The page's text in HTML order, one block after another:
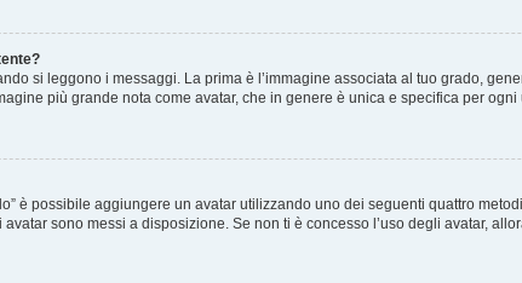
si leggono i messaggi. La prima è l’immagine associata al tuo grado,
più grande nota come avatar, che in genere è unica e specifica per ogni
è possibile aggiungere un avatar utilizzando uno dei seguenti quattro
sono messi a disposizione. Se non ti è concesso l’uso degli avatar,